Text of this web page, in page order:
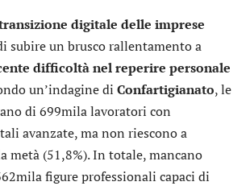
digitale delle imprese
subire un brusco rallentamento a
difficoltà nel reperire personale
un’indagine di Confartigianato, le
di 699mila lavoratori con
avanzate, ma non riescono a
metà (51,8%). In totale, mancano
figure professionali capaci di